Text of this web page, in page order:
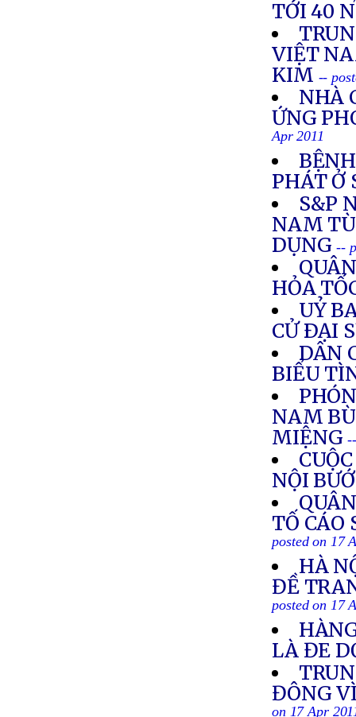
TỚI 40
VIỆT
KIM --
NHÀ
ỨNG
Apr 2011
PHÁT Ở
S&P
NAM
DỤNG --
HỎA
UỶ
CỬ ÐẠI
DÂN
BIỂU
NAM
MIỆNG
NỘI
TỐ CÁO
posted on 17
HÀ
ĐỀ
posted on 17
LÀ ĐE
ĐÔNG